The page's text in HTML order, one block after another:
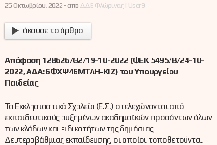
25 Οκτωβρίου, 2022 -από ΔΔΕ Φλώρινας | User9
άκουσε το άρθρο
Απόφαση 128626/Θ2/19-10-2022 (ΦΕΚ 5495/Β/24-10-
2022, ΑΔΑ: 6ΦΧΨ46ΜΤΛΗ-ΚΙΖ) του Υπουργείου
Παιδείας
Τα Εκκλησιαστικά Σχολεία (Ε.Σ.) στελεχώνονται από
εκπαιδευτικούς αυξημένων ακαδημαϊκών προσόντων όλων
των κλάδων και ειδικοτήτων της δημόσιας
Δευτεροβάθμιας εκπαίδευσης, οι οποίοι τοποθετούνται